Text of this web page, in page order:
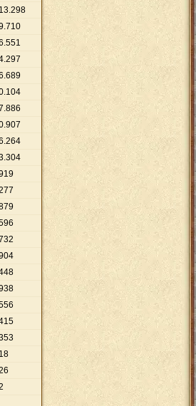
.298
.710
.551
.297
.689
.104
.886
.907
.264
.304